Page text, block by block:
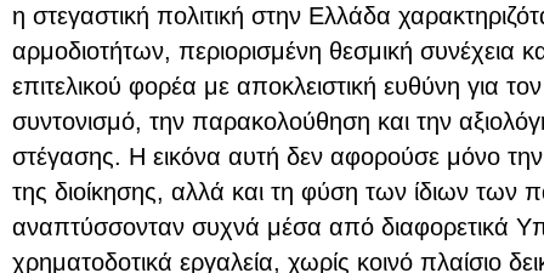
η στεγαστική πολιτική στην Ελλάδα
αρμοδιοτήτων, περιορισμένη θεσμική συνέχεια
επιτελικού φορέα με αποκλειστική ευθύνη για
συντονισμό, την παρακολούθηση και την
στέγασης. Η εικόνα αυτή δεν αφορούσε μόνο
της διοίκησης, αλλά και τη φύση των ίδιων των
αναπτύσσονταν συχνά μέσα από διαφορετικά
χρηματοδοτικά εργαλεία, χωρίς κοινό πλαίσιο